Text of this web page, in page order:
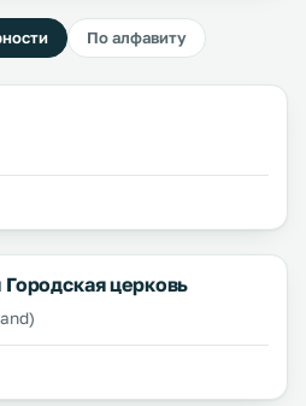
По алфавиту
церковь